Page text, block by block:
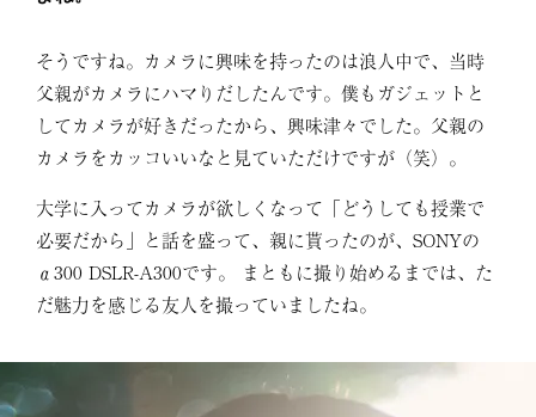
そうですね。カメラに興味を持ったのは浪人中で、当時
父親がカメラにハマりだしたんです。僕もガジェットと
してカメラが好きだったから、興味津々でした。父親の
カメラをカッコいいなと見ていただけですが（笑）。
大学に入ってカメラが欲しくなって「どうしても授業で
必要だから」と話を盛って、親に貰ったのが、SONYの
α300 DSLR-A300です。 まともに撮り始めるまでは、た
だ魅力を感じる友人を撮っていましたね。